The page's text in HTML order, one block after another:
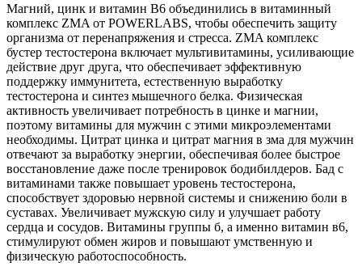
Магний, цинк и витамин В6 объединились в витаминный
комплекс ZMA от POWERLABS, чтобы обеспечить защиту
организма от перенапряжения и стресса. ZMA комплекс
бустер тестостерона включает мультивитамины, усиливающие
действие друг друга, что обеспечивает эффективную
поддержку иммунитета, естественную выработку
тестостерона и синтез мышечного белка. Физическая
активность увеличивает потребность в цинке и магнии,
поэтому витамины для мужчин с этими микроэлементами
необходимы. Цитрат цинка и цитрат магния в зма для мужчин
отвечают за выработку энергии, обеспечивая более быстрое
восстановление даже после тренировок бодибилдеров. Бад с
витаминами также повышает уровень тестостерона,
способствует здоровью нервной системы и снижению боли в
суставах. Увеличивает мужскую силу и улучшает работу
сердца и сосудов. Витамины группы б, а именно витамин в6,
стимулируют обмен жиров и повышают умственную и
физическую работоспособность.